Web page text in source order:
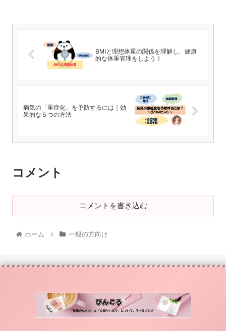
BMIと理想体重の関係を理解し、健康
的な体重管理をしよう！
病気の「重症化」を予防するには｜効
果的な５つの方法
コメント
コメントを書き込む
ホーム 一般の方向け